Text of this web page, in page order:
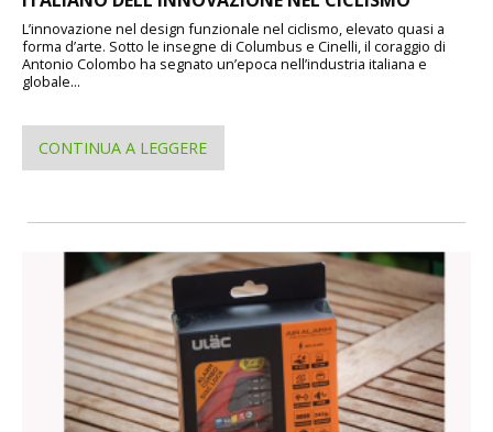
L’innovazione nel design funzionale nel ciclismo, elevato quasi a
forma d’arte. Sotto le insegne di Columbus e Cinelli, il coraggio di
Antonio Colombo ha segnato un’epoca nell’industria italiana e
globale...
CONTINUA A LEGGERE